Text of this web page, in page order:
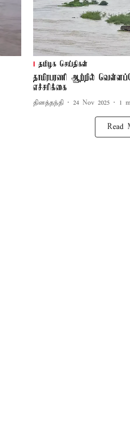
தமிழக செய்திகள்
தாமிரபரணி ஆற்றில்
எச்சரிக்கை
தினத்தந்தி 24 Nov 2025 1
Read